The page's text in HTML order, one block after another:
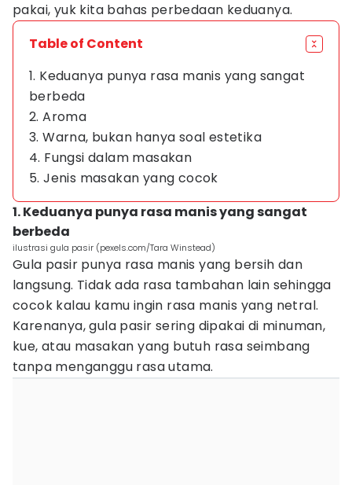
pakai, yuk kita bahas perbedaan keduanya.
Table of Content
1. Keduanya punya rasa manis yang sangat
berbeda
2. Aroma
3. Warna, bukan hanya soal estetika
4. Fungsi dalam masakan
5. Jenis masakan yang cocok
1. Keduanya punya rasa manis yang sangat
berbeda
ilustrasi gula pasir (pexels.com/Tara Winstead)
Gula pasir punya rasa manis yang bersih dan
langsung. Tidak ada rasa tambahan lain sehingga
cocok kalau kamu ingin rasa manis yang netral.
Karenanya, gula pasir sering dipakai di minuman,
kue, atau masakan yang butuh rasa seimbang
tanpa menganggu rasa utama.